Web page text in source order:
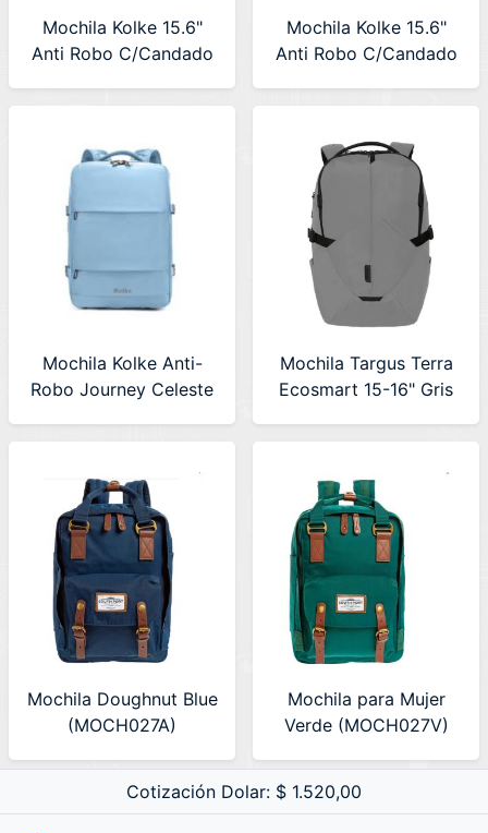
Mochila Kolke 15.6"
Anti Robo C/Candado
Mochila Kolke 15.6"
Anti Robo C/Candado
Mochila Kolke Anti-
Robo Journey Celeste
Mochila Targus Terra
Ecosmart 15-16" Gris
Mochila Doughnut Blue
(MOCH027A)
Mochila para Mujer
Verde (MOCH027V)
Cotización Dolar: $ 1.520,00